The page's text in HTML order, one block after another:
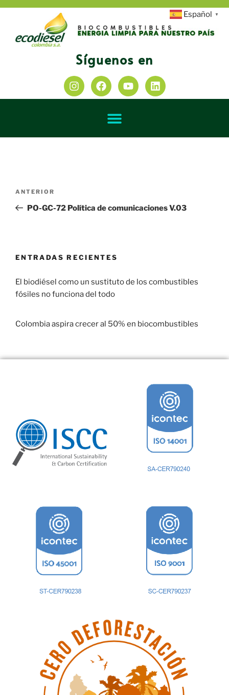
Síguenos en
ANTERIOR
PO-GC-72 Política de comunicaciones V.03
ENTRADAS RECIENTES
El biodiésel como un sustituto de los combustibles
fósiles no funciona del todo
Colombia aspira crecer al 50% en biocombustibles
Español ▼